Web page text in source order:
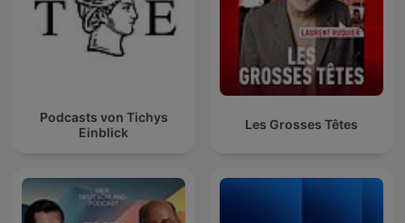
Podcasts von Tichys
Einblick
Les Grosses Têtes